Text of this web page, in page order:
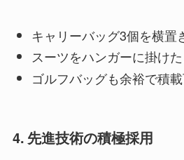
キャリーバッグ3個を横置
スーツをハンガーに掛け
ゴルフバッグも余裕で積
4. 先進技術の積極採用